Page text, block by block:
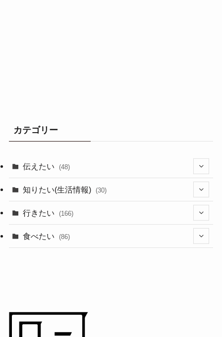
カテゴリー
伝えたい (48)
(44)
(1)
知りたい(生活情報) (30)
(10)
(11)
行きたい (166)
(18)
食べたい (86)